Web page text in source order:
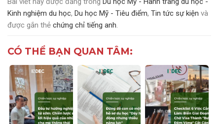
Kinh nghiệm du học, Du học Mỹ - Tiêu điểm, Tin tức sự kiện và
được gắn thẻ chứng chỉ tiếng anh.
CÓ THỂ BẠN QUAN TÂM: